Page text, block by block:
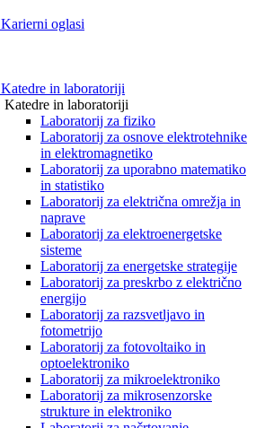
Karierni oglasi
Katedre in laboratoriji
Katedre in laboratoriji
Laboratorij za fiziko
Laboratorij za osnove elektrotehnike
in elektromagnetiko
Laboratorij za uporabno matematiko
in statistiko
Laboratorij za električna omrežja in
naprave
Laboratorij za elektroenergetske
sisteme
Laboratorij za energetske strategije
Laboratorij za preskrbo z električno
energijo
Laboratorij za razsvetljavo in
fotometrijo
Laboratorij za fotovoltaiko in
optoelektroniko
Laboratorij za mikroelektroniko
Laboratorij za mikrosenzorske
strukture in elektroniko